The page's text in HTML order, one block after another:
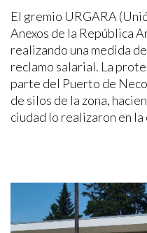
El gremio URGARA
Anexos de la República
realizando una medida
reclamo salarial. La
parte del Puerto de
de silos de la zona,
ciudad lo realizaron en